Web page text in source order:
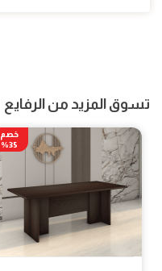
تسوق المزيد من الرفايع
خصم
35%